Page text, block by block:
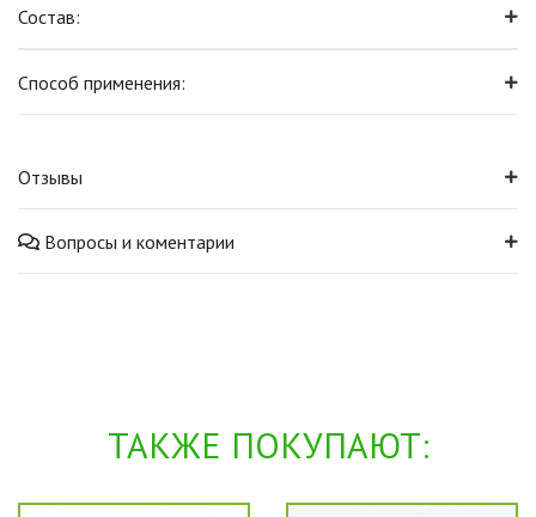
Состав:
Способ применения:
Отзывы
Вопросы и коментарии
ТАКЖЕ ПОКУПАЮТ: